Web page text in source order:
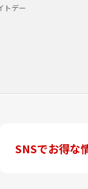
トデー
SNSでお得な